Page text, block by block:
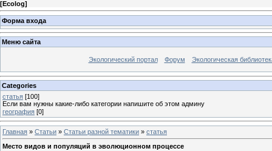
[Ecolog]
Форма входа
Меню сайта
Экологический портал Форум Экологическая
Categories
статья [100]
Если вам нужны какие-либо категории напишите об этом админу
география [0]
Главная » Статьи » Статьи разной тематики » статья
Место видов и популяций в эволюционном процессе